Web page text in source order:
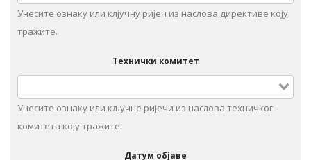
Унесите ознаку или клјучну ријеч из наслова директиве коју
тражите.
Технички комитет
Унeситe ознаку или кључне ријечи из наслова техничког
комитета коју тражите.
Датум објаве